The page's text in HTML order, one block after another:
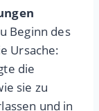
Beginn des
Ursache:
die
sie zu
und in